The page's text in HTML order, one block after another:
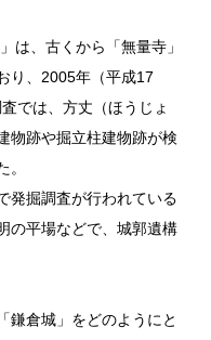
は、古くから「無量寺」
り、2005年（平成17
では、方丈（ほうじょ
物跡や掘立柱建物跡が検
発掘調査が行われている
の平場などで、城郭遺構
鎌倉城」をどのようにと